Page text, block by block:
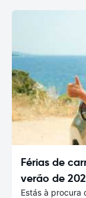
Férias de
verão de
Estás à procura